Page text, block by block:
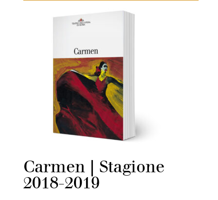
Carmen | Stagione
2018-2019